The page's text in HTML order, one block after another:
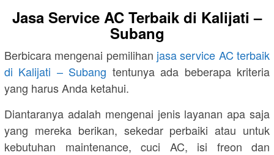
Jasa Service AC Terbaik di Kalijati –
Subang
Berbicara mengenai pemilihan jasa service AC terbaik
di Kalijati – Subang tentunya ada beberapa kriteria
yang harus Anda ketahui.
Diantaranya adalah mengenai jenis layanan apa saja
yang mereka berikan, sekedar perbaiki atau untuk
kebutuhan maintenance, cuci AC, isi freon dan